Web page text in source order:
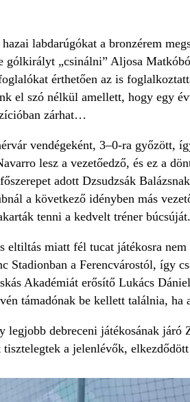
labdarúgókat a bronzérem
gólkirályt „csinálni” Aljosa
érthetően az is
el szó nélkül amellett, hogy egy
zárhat…
vendégeként, 3–0-ra győzött,
lesz a vezetőedző, és ez a
adott Dzsudzsák
a következő idényben más
tenni a kedvelt tréner búcsúját.
miatt fél tucat játékosra
Stadionban a Ferencvárostól, így
Akadémiát erősítő Lukács
támadónak be kellett találnia, ha
debreceni játékosának járó
a jelenlévők, elkezdődött